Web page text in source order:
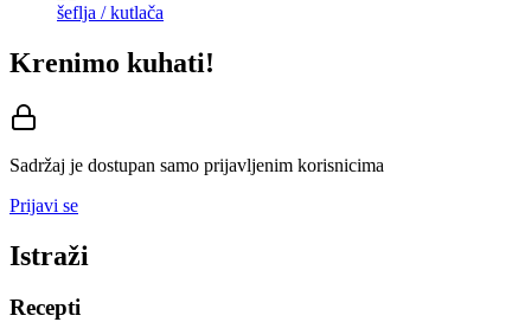
šeflja / kutlača
Krenimo kuhati!
Sadržaj je dostupan samo prijavljenim korisnicima
Prijavi se
Istraži
Recepti